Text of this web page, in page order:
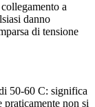
a
danno
di tensione
50-60 C: significa
praticamente non si